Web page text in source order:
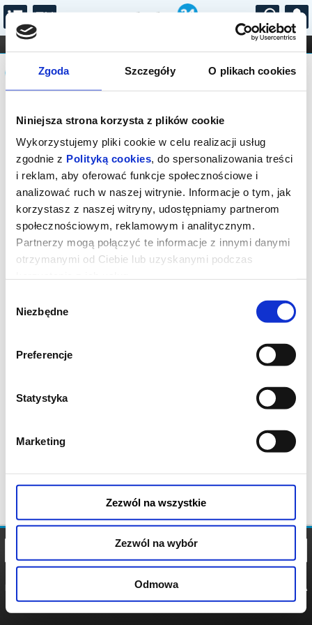
Zgoda Szczegóły O plikach cookies
Niniejsza strona korzysta z plików cookie
Wykorzystujemy pliki cookie w celu realizacji usług
zgodnie z Polityką cookies, do spersonalizowania treści
i reklam, aby oferować funkcje społecznościowe i
analizować ruch w naszej witrynie. Informacje o tym, jak
korzystasz z naszej witryny, udostępniamy partnerom
społecznościowym, reklamowym i analitycznym.
Partnerzy mogą połączyć te informacje z innymi danymi
otrzymanymi od Ciebie lub uzyskanymi podczas
zgody
Niezbędne
Preferencje
Statystyka
Marketing
Zezwól na wszystkie
Zezwól na wybór
Odmowa
...
FILHARMONIA OPERA I BALET
STAND-UP
DLA DZIECI
Komunikat
Sprzedaż biletów on-line na wydarzenie
została zakończona.
POLITYKA
POLITYKA